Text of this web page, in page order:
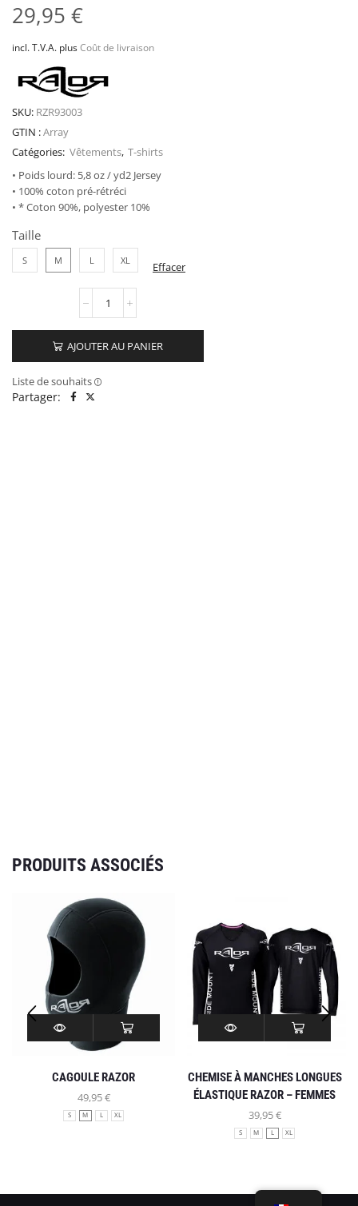
29,95 €
incl. T.V.A. plusCoût de livraison
SKU: RZR93003
GTIN :Array
Catégories: Vêtements, T-shirts
• Poids lourd: 5,8 oz / yd2 Jersey
• 100% coton pré-rétréci
• * Coton 90%, polyester 10%
Taille
S M L XL Effacer
AJOUTER AU PANIER
Liste de souhaits
Partager:
PRODUITS ASSOCIÉS
CAGOULE RAZOR
49,95€
S M L XL
CHEMISE À MANCHES LONGUES
ÉLASTIQUE RAZOR – FEMMES
39,95€
S M L XL
MON COMPTE
SOYONS SOCIAL